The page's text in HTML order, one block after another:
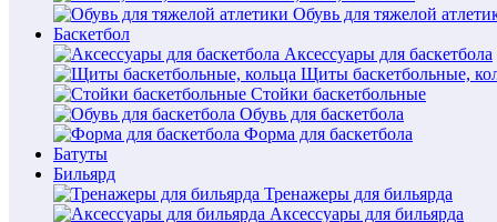
Обувь для тяжелой
Баскетбол
Аксессуары для баскетбола
Щиты баскетбольные,
Стойки баскетбольные
Обувь для баскетбола
Форма для баскетбола
Батуты
Бильярд
Тренажеры для бильярда
Аксессуары для бильярда